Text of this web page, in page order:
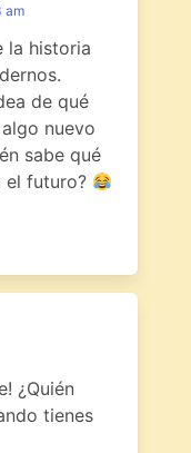
am
la historia
de qué
nuevo
sabe qué
el futuro?
¿Quién
tienes